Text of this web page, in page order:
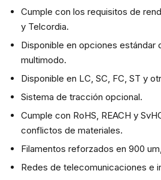
Cumple con los requisitos de
y Telcordia.
Disponible en opciones estándar
multimodo.
Disponible en LC, SC, FC, ST y
Sistema de tracción opcional.
Cumple con RoHS, REACH y
conflictos de materiales.
Filamentos reforzados en 900
Redes de telecomunicaciones e